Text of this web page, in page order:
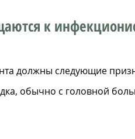
к
должны следующие
обычно с головной